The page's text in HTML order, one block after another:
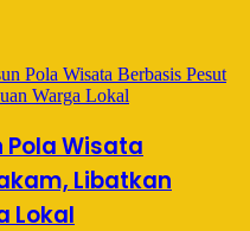
Pola Wisata
Libatkan
Lokal